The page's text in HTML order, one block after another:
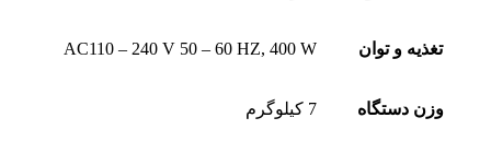
تغذیه و توان AC110 – 240 V 50 – 60 HZ, 400 W
وزن دستگاه 7 کیلوگرم